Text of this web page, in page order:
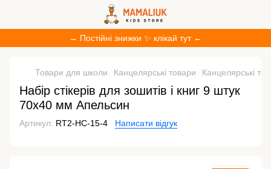
→ Постійні знижки ✨ клікай тут ←
Товари для школи Канцелярські товари Канцелярські
Набір стікерів для зошитів і книг 9 штук
70х40 мм Апельсин
Артикул: RT2-НС-15-4 Написати відгук